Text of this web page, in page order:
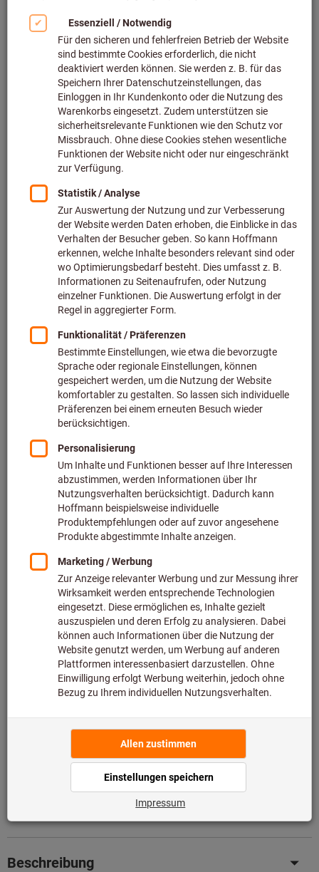
Bild zum Vergrößern anklicken
Preis pro 1 Stück
zzgl. MwSt.zzgl. Versandkosten
Individuelle Preisanzeige für Geschäftskunden nach
Anmeldung.
Menge
In den Warenkorb
Voraussichtliche Lieferzeit: 2-3 Wochen
Bitte beachten Sie die Lieferzeit und eingeschränkte
Beratung:
Diesen Artikel bestellen wir für Sie direkt beim Hersteller,
da er nicht Bestandteil unseres Hauptsortiments ist und
somit nicht bei uns auf Lager liegt.Infos
Original-Nachschliff für Original Leistung– Senken Sie
professionellen Nachschleifservice.Details
Artikel merken Artikel teilen
Beschreibung